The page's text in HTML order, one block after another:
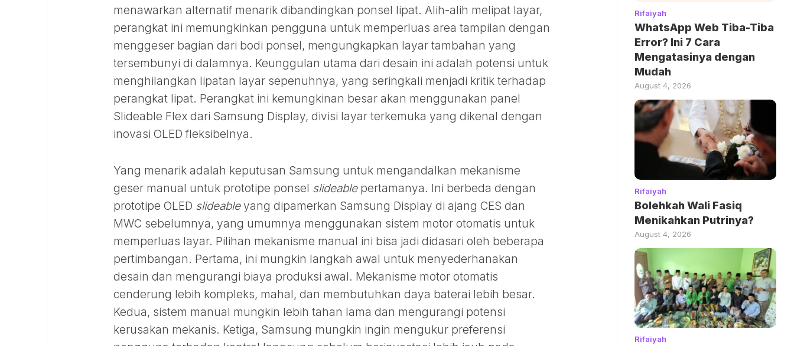
menawarkan alternatif menarik dibandingkan ponsel lipat. Alih-alih melipat layar,
perangkat ini memungkinkan pengguna untuk memperluas area tampilan dengan
menggeser bagian dari bodi ponsel, mengungkapkan layar tambahan yang
tersembunyi di dalamnya. Keunggulan utama dari desain ini adalah potensi untuk
menghilangkan lipatan layar sepenuhnya, yang seringkali menjadi kritik terhadap
perangkat lipat. Perangkat ini kemungkinan besar akan menggunakan panel
Slideable Flex dari Samsung Display, divisi layar terkemuka yang dikenal dengan
inovasi OLED fleksibelnya.
Yang menarik adalah keputusan Samsung untuk mengandalkan mekanisme
geser manual untuk prototipe ponsel slideablepertamanya. Ini berbeda dengan
prototipe OLED slideableyang dipamerkan Samsung Display di ajang CES dan
MWC sebelumnya, yang umumnya menggunakan sistem motor otomatis untuk
memperluas layar. Pilihan mekanisme manual ini bisa jadi didasari oleh beberapa
pertimbangan. Pertama, ini mungkin langkah awal untuk menyederhanakan
desain dan mengurangi biaya produksi awal. Mekanisme motor otomatis
cenderung lebih kompleks, mahal, dan membutuhkan daya baterai lebih besar.
Kedua, sistem manual mungkin lebih tahan lama dan mengurangi potensi
kerusakan mekanis. Ketiga, Samsung mungkin ingin mengukur preferensi
Rifaiyah
WhatsApp Web Tiba-Tiba
Error? Ini 7 Cara
Mengatasinya dengan
Mudah
August 4, 2026
Rifaiyah
Bolehkah Wali Fasiq
Menikahkan Putrinya?
August 4, 2026
Rifaiyah